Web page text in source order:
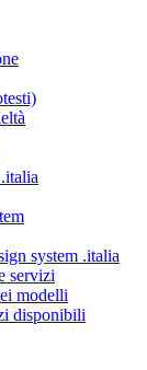
system .italia
servizi
modelli
disponibili